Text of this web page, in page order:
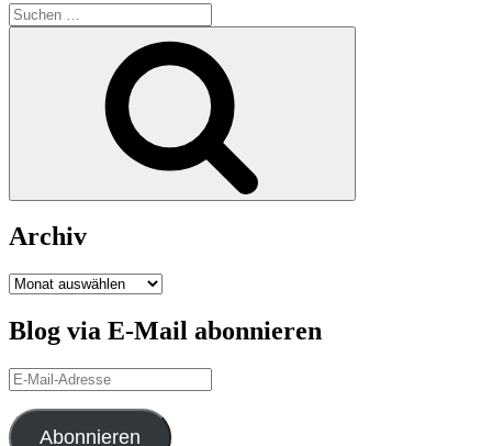
Suchen
nach:
Archiv
Archiv
Blog via E-Mail abonnieren
E-
Mail-
Adresse
Abonnieren